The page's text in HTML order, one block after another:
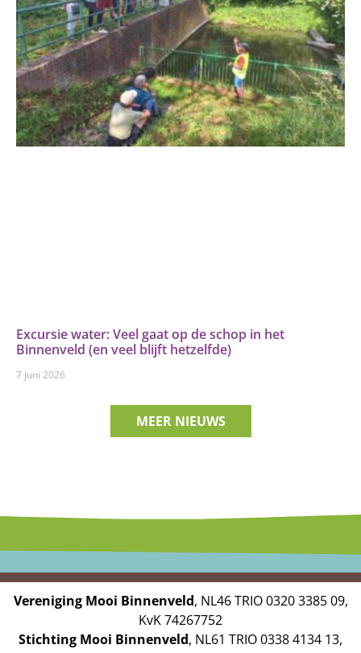
Excursie water: Veel gaat op de schop in het
Binnenveld (en veel blijft hetzelfde)
7 juni 2026
MEER NIEUWS
Vereniging Mooi Binnenveld, NL46 TRIO 0320 3385 09,
KvK 74267752
Stichting Mooi Binnenveld, NL61 TRIO 0338 4134 13,